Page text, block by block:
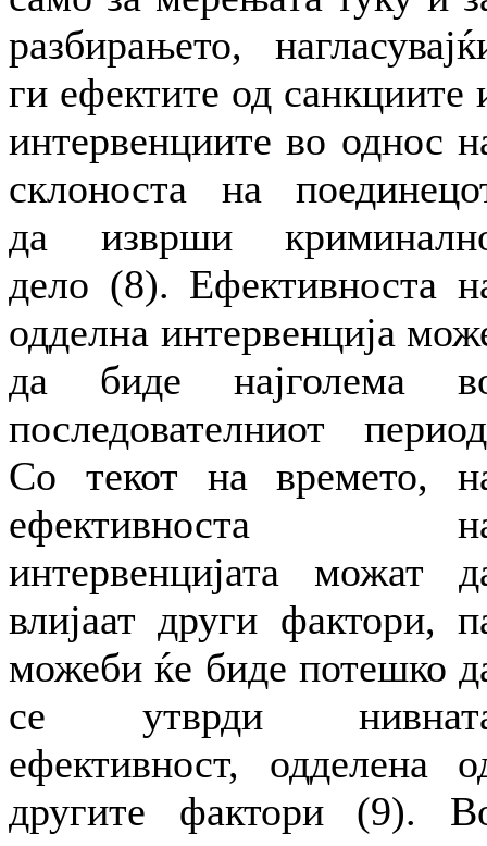
разбирањето,
ги ефектите од санкциите
интервенциите во однос
склоноста на
да изврши
дело (8). Ефективноста
одделна интервенција
да биде најголема
последователниот
Со текот на времето,
ефективноста
интервенцијата можат
влијаат други фактори,
можеби ќе биде потешко
се утврди
ефективност, одделена
другите фактори (9).